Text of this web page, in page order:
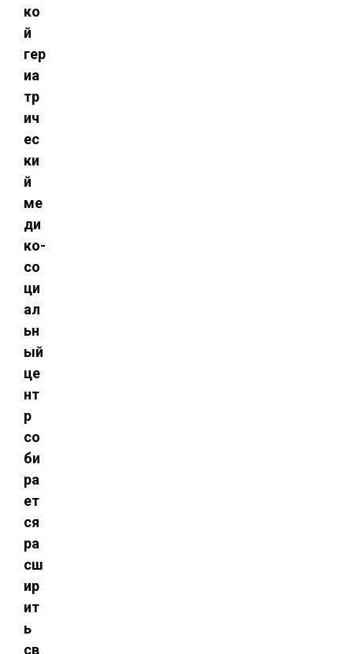
ко
й
гер
иа
тр
ич
ес
ки
й
ме
ди
ко-
со
ци
ал
ьн
ый
це
нт
р
со
би
ра
ет
ся
ра
сш
ир
ит
ь
св